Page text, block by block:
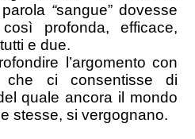
“sangue” dovesse
profonda, efficace,
e due.
l’argomento con
che ci consentisse di
quale ancora il mondo
stesse, si vergognano.